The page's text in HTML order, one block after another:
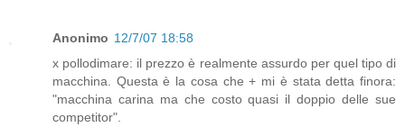
Anonimo 12/7/07 18:58
x pollodimare: il prezzo è realmente assurdo per quel tipo di
macchina. Questa è la cosa che + mi è stata detta finora:
"macchina carina ma che costo quasi il doppio delle sue
competitor".